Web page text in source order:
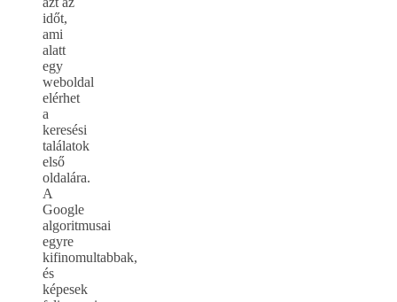
időt,
ami
alatt
egy
weboldal
elérhet
a
keresési
találatok
első
oldalára.
A
Google
algoritmusai
egyre
kifinomultabbak,
és
képesek